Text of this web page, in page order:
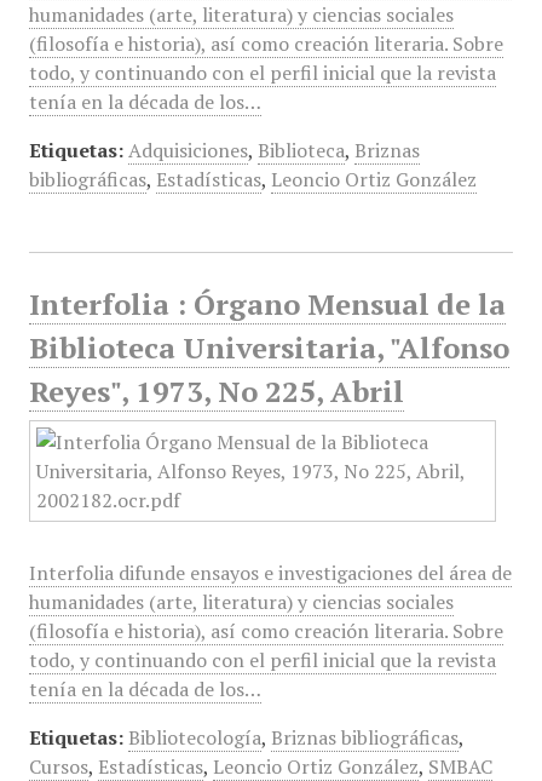
humanidades (arte, literatura) y ciencias sociales
(filosofía e historia), así como creación literaria. Sobre
todo, y continuando con el perfil inicial que la revista
tenía en la década de los…
Etiquetas: Adquisiciones, Biblioteca, Briznas
bibliográficas, Estadísticas, Leoncio Ortiz González
Interfolia : Órgano Mensual de la
Biblioteca Universitaria, "Alfonso
Reyes", 1973, No 225, Abril
Interfolia difunde ensayos e investigaciones del área de
humanidades (arte, literatura) y ciencias sociales
(filosofía e historia), así como creación literaria. Sobre
todo, y continuando con el perfil inicial que la revista
tenía en la década de los…
Etiquetas: Bibliotecología, Briznas bibliográficas,
Cursos, Estadísticas, Leoncio Ortiz González, SMBAC